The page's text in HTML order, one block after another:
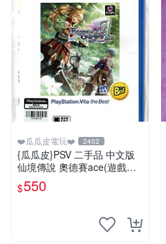
❤️瓜瓜皮電玩❤️ 2402
{瓜瓜皮}PSV 二手品 中文版
仙境傳說 奧德賽ace(遊戲都
有回收)
$550